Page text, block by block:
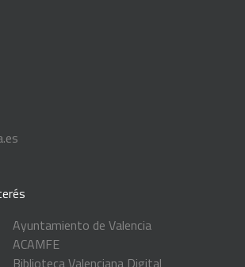
Ayuntamiento de Valencia
ACAMFE
Biblioteca Valenciana Digital